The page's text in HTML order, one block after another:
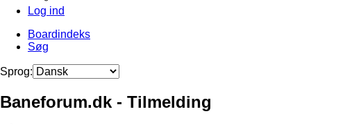
Log ind
Boardindeks
Søg
Sprog:
Baneforum.dk - Tilmelding